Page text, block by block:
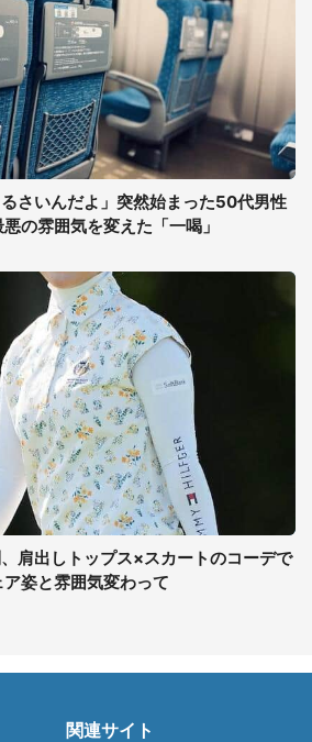
さいんだよ」突然始まった50代男性
の雰囲気を変えた「一喝」
肩出しトップス×スカートのコーデで
ア姿と雰囲気変わって
関連サイト